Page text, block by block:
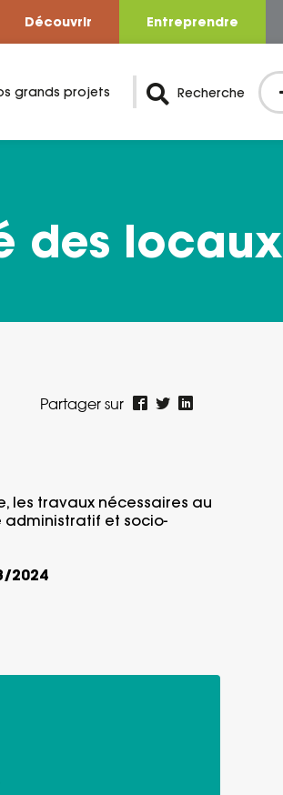
Découvrir Entreprendre
grands projets Recherche
des locaux
Partager sur
les travaux nécessaires au
administratif et socio-
2024